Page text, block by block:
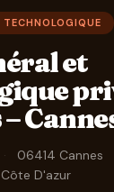
TECHNOLOGIQUE
et
· 06414 Cannes
D'azur